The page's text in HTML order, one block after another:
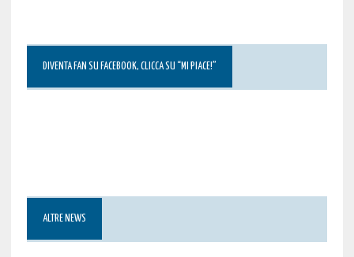
DIVENTA FAN SU FACEBOOK, CLICCA SU “MI PIACE!”
ALTRE NEWS